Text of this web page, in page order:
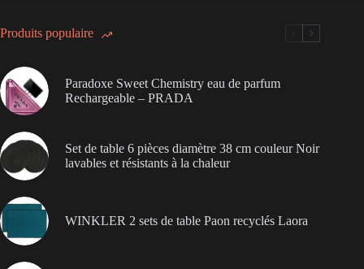
Produits populaire
Paradoxe Sweet Chemistry eau de parfum
Rechargeable – PRADA
Set de table 6 pièces diamètre 38 cm couleur Noir
lavables et résistants à la chaleur
WINKLER 2 sets de table Paon recyclés Laora